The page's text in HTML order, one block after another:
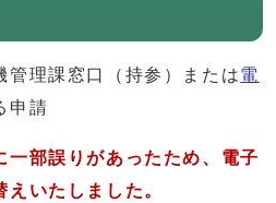
管理課窓口（持参）または電
申請
部誤りがあったため、電子
いたしました。